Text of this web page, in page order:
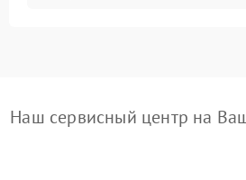
Наш сервисный центр на